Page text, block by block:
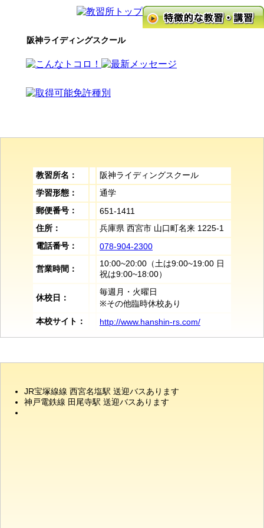
阪神ライディングスクール
教習所名：
阪神ライディングスクール
学習形態：
通学
郵便番号：
651-1411
住所：
兵庫県 西宮市 山口町名来 1225-1
電話番号：
078-904-2300
営業時間：
10:00~20:00（土は9:00~19:00 日
祝は9:00~18:00）
休校日：
毎週月・火曜日
※その他臨時休校あり
本校サイト：
http://www.hanshin-rs.com/
JR宝塚線線 西宮名塩駅 送迎バスあります
神戸電鉄線 田尾寺駅 送迎バスあります